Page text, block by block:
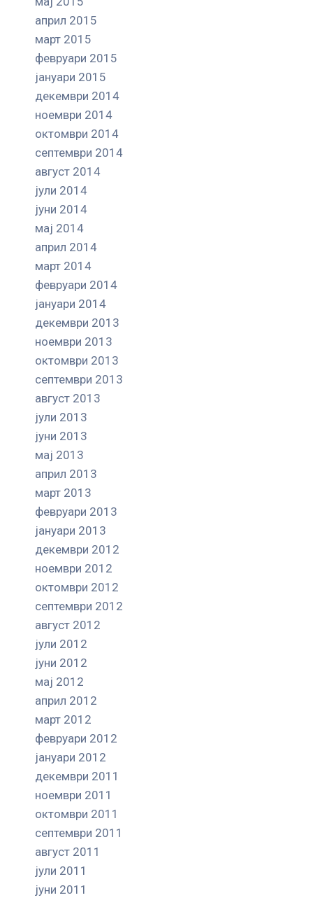
април 2015
март 2015
февруари 2015
јануари 2015
декември 2014
ноември 2014
октомври 2014
септември 2014
август 2014
јули 2014
јуни 2014
мај 2014
април 2014
март 2014
февруари 2014
јануари 2014
декември 2013
ноември 2013
октомври 2013
септември 2013
август 2013
јули 2013
јуни 2013
мај 2013
април 2013
март 2013
февруари 2013
јануари 2013
декември 2012
ноември 2012
октомври 2012
септември 2012
август 2012
јули 2012
јуни 2012
мај 2012
април 2012
март 2012
февруари 2012
јануари 2012
декември 2011
ноември 2011
октомври 2011
септември 2011
август 2011
јули 2011
јуни 2011